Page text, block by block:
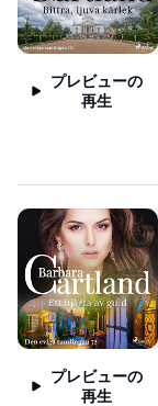
プレビューの
再生
プレビューの
再生